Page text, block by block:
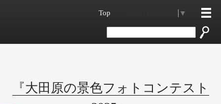
Top ▼
『大田原の景色フォトコンテスト